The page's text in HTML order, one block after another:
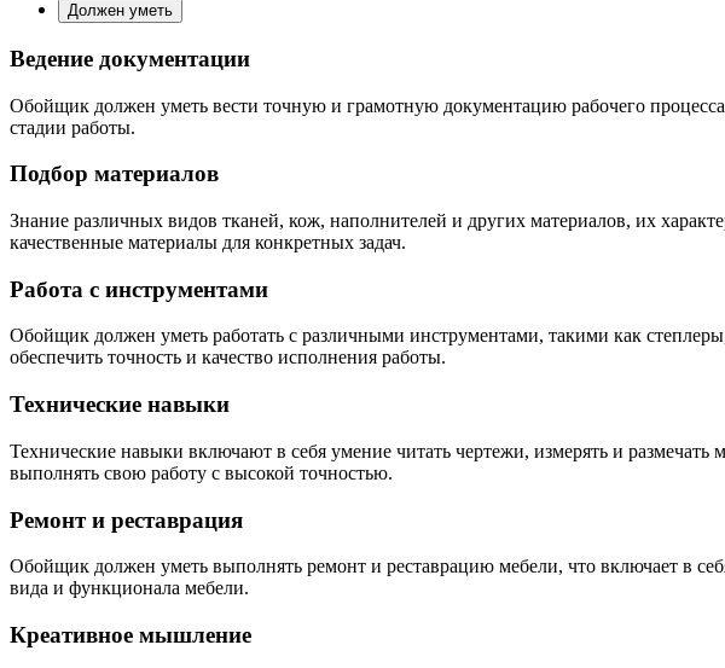
Должен уметь
Ведение документации
Обойщик должен уметь вести точную и грамотную документацию рабочего
стадии работы.
Подбор материалов
Знание различных видов тканей, кож, наполнителей и других материалов, их
качественные материалы для конкретных задач.
Работа с инструментами
Обойщик должен уметь работать с различными инструментами, такими как
обеспечить точность и качество исполнения работы.
Технические навыки
Технические навыки включают в себя умение читать чертежи, измерять и
выполнять свою работу с высокой точностью.
Ремонт и реставрация
Обойщик должен уметь выполнять ремонт и реставрацию мебели, что включает в
вида и функционала мебели.
Креативное мышление